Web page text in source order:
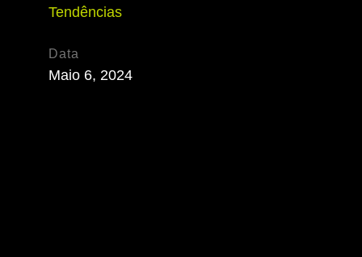
Tendências
Data
Maio 6, 2024